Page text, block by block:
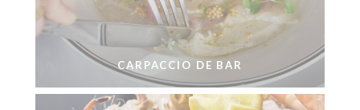
CARPACCIO DE BAR